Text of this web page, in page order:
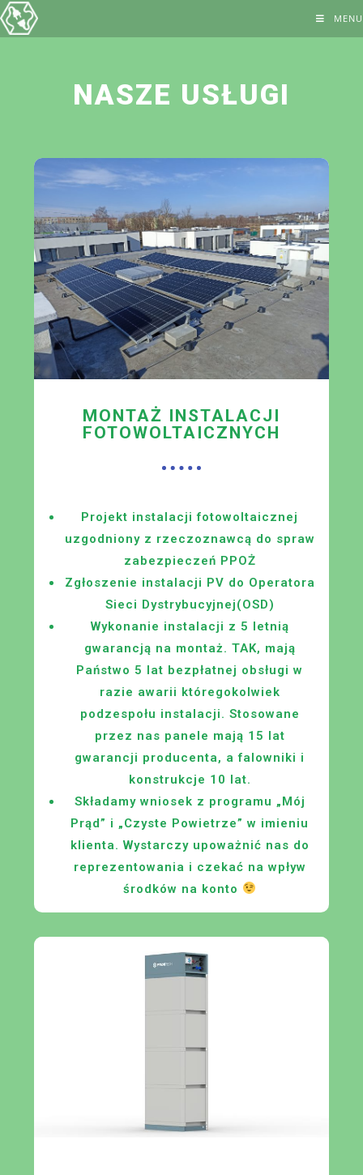
MENU
NASZE USŁUGI
MONTAŻ INSTALACJI
FOTOWOLTAICZNYCH
Projekt instalacji fotowoltaicznej
uzgodniony z rzeczoznawcą do spraw
zabezpieczeń PPOŻ
Zgłoszenie instalacji PV do Operatora
Sieci Dystrybucyjnej(OSD)
Wykonanie instalacji z 5 letnią
gwarancją na montaż. TAK, mają
Państwo 5 lat bezpłatnej obsługi w
razie awarii któregokolwiek
podzespołu instalacji. Stosowane
przez nas panele mają 15 lat
gwarancji producenta, a falowniki i
konstrukcje 10 lat.
Składamy wniosek z programu „Mój
Prąd” i „Czyste Powietrze” w imieniu
klienta. Wystarczy upoważnić nas do
reprezentowania i czekać na wpływ
środków na konto